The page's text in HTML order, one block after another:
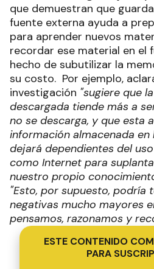
que demuestran que
fuente externa ayuda a
para aprender nuevos
recordar ese material en el
hecho de subutilizar la
su costo. Por ejemplo,
investigación "sugiere que
descargada tiende más a
no se descarga, y que esta
información almacenada
dejará dependientes del
como Internet para
nuestro propio
"Esto, por supuesto, podría
negativas mucho mayores
pensamos, razonamos y
ESTE CONTENIDO
PARA